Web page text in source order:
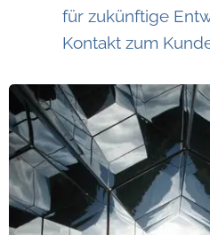
für zukünftige
Kontakt zum